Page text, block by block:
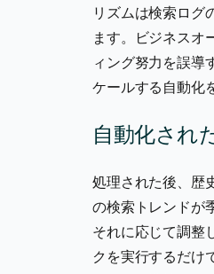
リズムは検索ログ
ます。ビジネスオ
ィング努力を誤導
ケールする自動化
自動化され
処理された後、歴
の検索トレンドが
それに応じて調整
クを実行するだけ